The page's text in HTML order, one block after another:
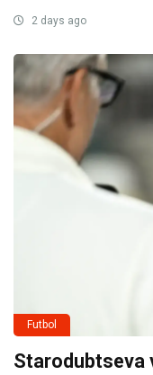
2 days ago
Futbol
Starodubtseva